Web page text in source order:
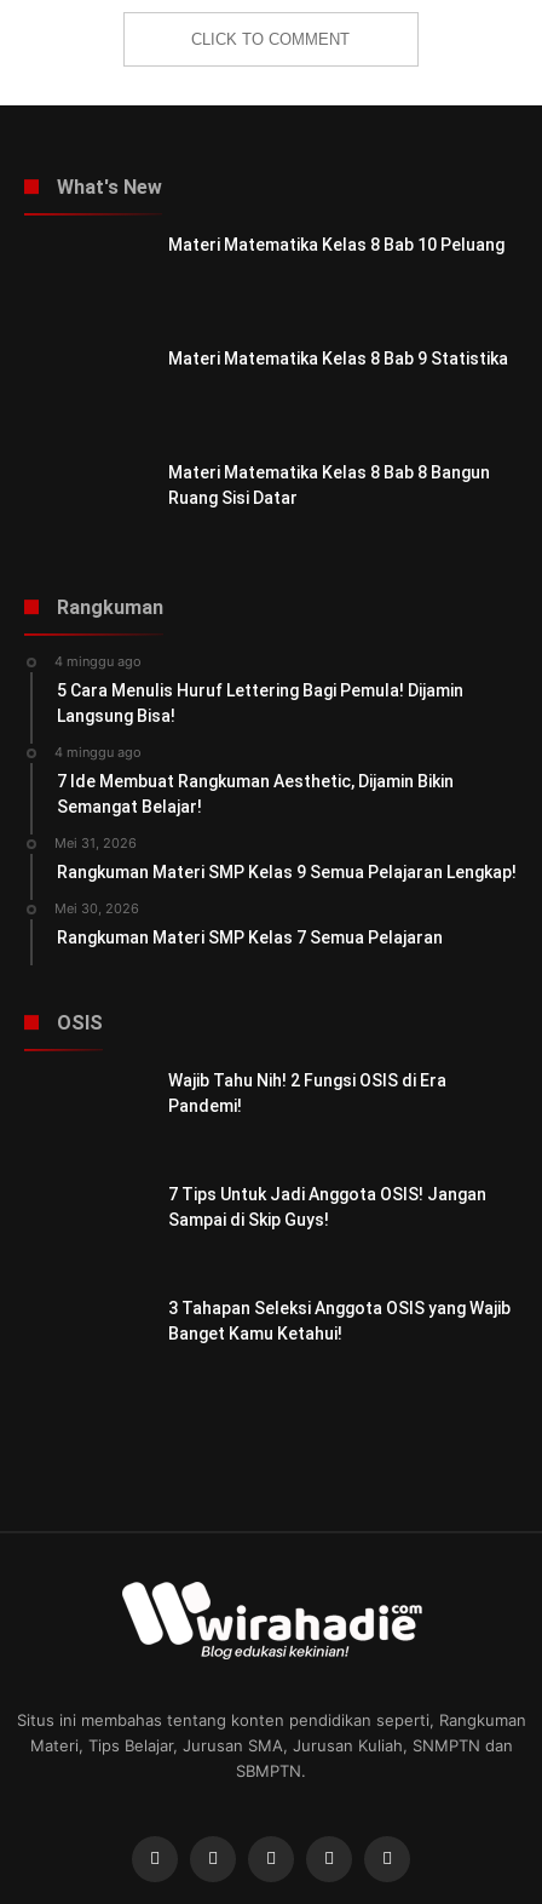
CLICK TO COMMENT
What's New
Materi Matematika Kelas 8 Bab 10 Peluang
Materi Matematika Kelas 8 Bab 9 Statistika
Materi Matematika Kelas 8 Bab 8 Bangun
Ruang Sisi Datar
Rangkuman
4 minggu ago
5 Cara Menulis Huruf Lettering Bagi Pemula! Dijamin
Langsung Bisa!
4 minggu ago
7 Ide Membuat Rangkuman Aesthetic, Dijamin Bikin
Semangat Belajar!
Mei 31, 2026
Rangkuman Materi SMP Kelas 9 Semua Pelajaran Lengkap!
Mei 30, 2026
Rangkuman Materi SMP Kelas 7 Semua Pelajaran
OSIS
Wajib Tahu Nih! 2 Fungsi OSIS di Era
Pandemi!
7 Tips Untuk Jadi Anggota OSIS! Jangan
Sampai di Skip Guys!
3 Tahapan Seleksi Anggota OSIS yang Wajib
Banget Kamu Ketahui!
Situs ini membahas tentang konten pendidikan seperti, Rangkuman
Materi, Tips Belajar, Jurusan SMA, Jurusan Kuliah, SNMPTN dan
SBMPTN.